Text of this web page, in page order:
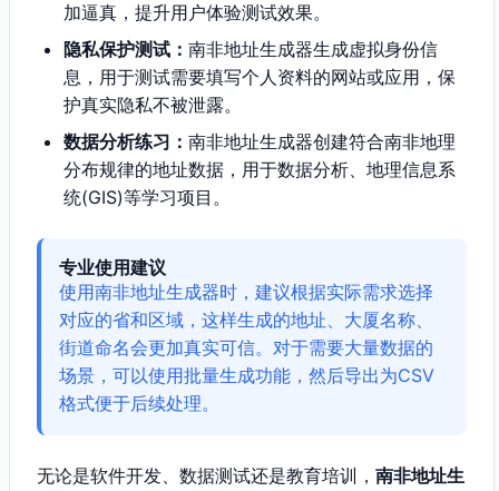
加逼真，提升用户体验测试效果。
隐私保护测试： 南非地址生成器生成虚拟身份信
息，用于测试需要填写个人资料的网站或应用，保
护真实隐私不被泄露。
数据分析练习： 南非地址生成器创建符合南非地理
分布规律的地址数据，用于数据分析、地理信息系
统(GIS)等学习项目。
专业使用建议
使用南非地址生成器时，建议根据实际需求选择
对应的省和区域，这样生成的地址、大厦名称、
街道命名会更加真实可信。对于需要大量数据的
场景，可以使用批量生成功能，然后导出为CSV
格式便于后续处理。
无论是软件开发、数据测试还是教育培训， 南非地址生